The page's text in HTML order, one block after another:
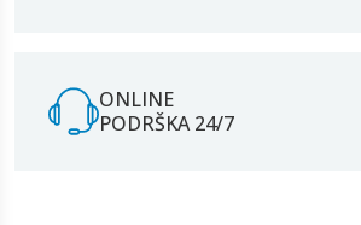
ONLINE
PODRŠKA 24/7